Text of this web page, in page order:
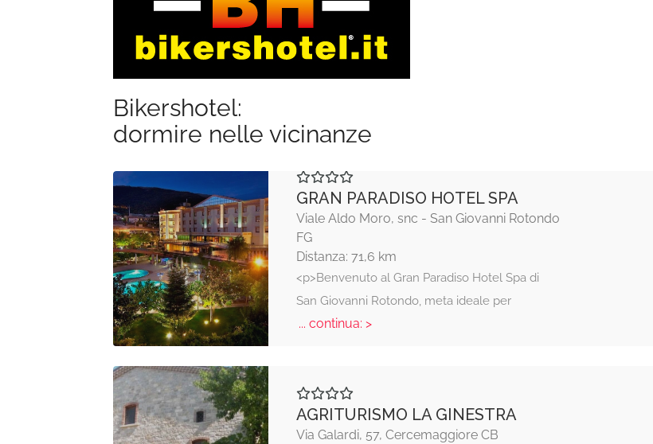
Bikershotel:
dormire nelle vicinanze
GRAN PARADISO HOTEL SPA
Viale Aldo Moro, snc - San Giovanni Rotondo
FG
Distanza: 71,6 km
<p>Benvenuto al Gran Paradiso Hotel Spa di
San Giovanni Rotondo, meta ideale per
... continua: >
AGRITURISMO LA GINESTRA
Via Galardi, 57, Cercemaggiore CB